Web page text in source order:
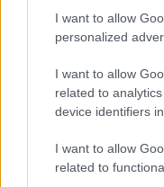
I want to allow
personalized
I want to allow
related to
device identifiers
I want to allow
related to
persone:
Red
alle 5